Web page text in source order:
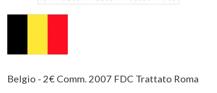
Belgio - 2€ Comm. 2007 FDC Trattato Roma